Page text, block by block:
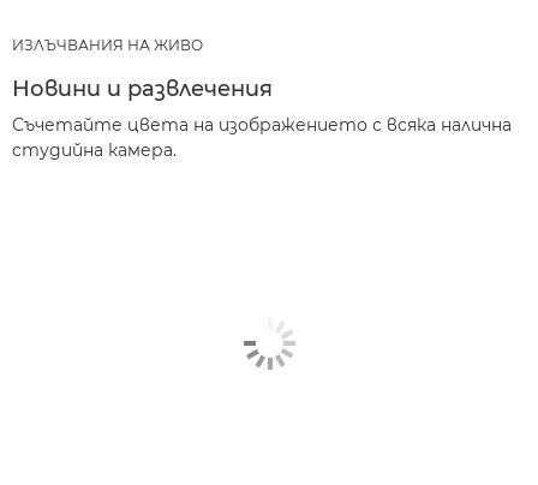
ИЗЛЪЧВАНИЯ НА ЖИВО
Новини и развлечения
Съчетайте цвета на изображението с всяка налична
студийна камера.